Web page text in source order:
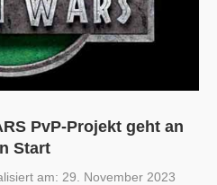
PvP-Projekt geht an
Start
am: 29. November 2023